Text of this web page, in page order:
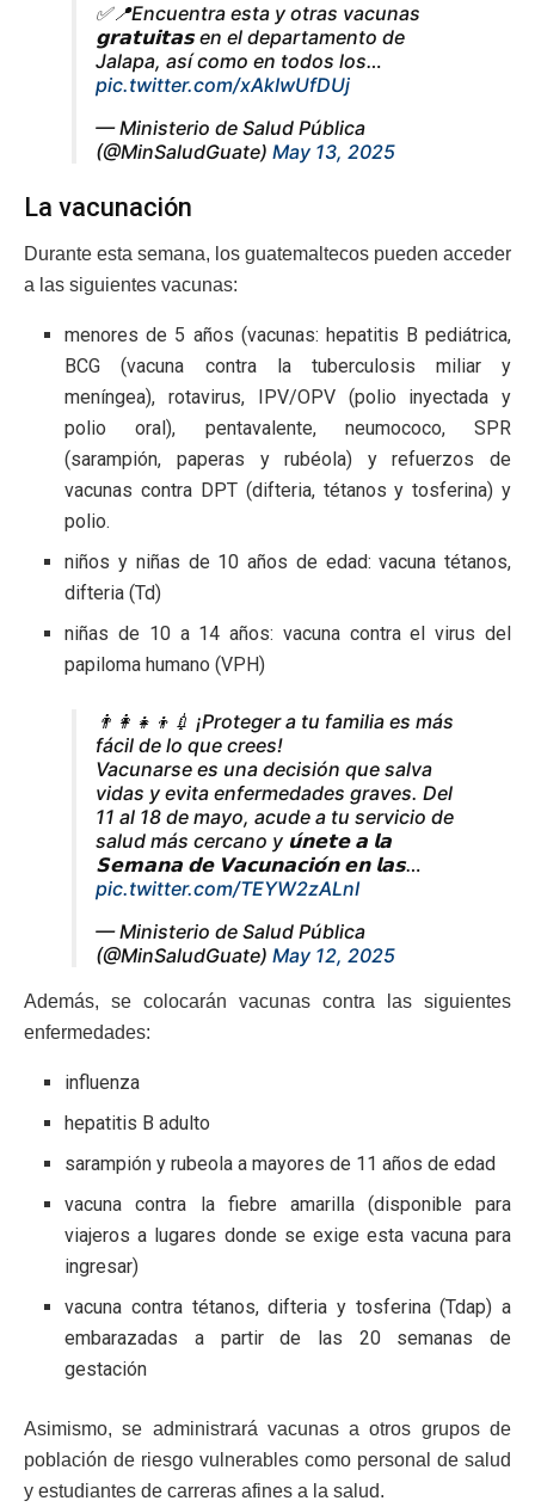
✅📍Encuentra esta y otras vacunas
𝗴𝗿𝗮𝘁𝘂𝗶𝘁𝗮𝘀 en el departamento de
Jalapa, así como en todos los…
pic.twitter.com/xAkIwUfDUj
— Ministerio de Salud Pública
(@MinSaludGuate) May 13, 2025
La vacunación
Durante esta semana, los guatemaltecos pueden acceder
a las siguientes vacunas:
menores de 5 años (vacunas: hepatitis B pediátrica,
BCG (vacuna contra la tuberculosis miliar y
meníngea), rotavirus, IPV/OPV (polio inyectada y
polio oral), pentavalente, neumococo, SPR
(sarampión, paperas y rubéola) y refuerzos de
vacunas contra DPT (difteria, tétanos y tosferina) y
polio.
niños y niñas de 10 años de edad: vacuna tétanos,
difteria (Td)
niñas de 10 a 14 años: vacuna contra el virus del
papiloma humano (VPH)
👨‍👩‍👧‍👦💉 ¡Proteger a tu familia es más
fácil de lo que crees!
Vacunarse es una decisión que salva
vidas y evita enfermedades graves. Del
11 al 18 de mayo, acude a tu servicio de
salud más cercano y 𝘂́𝗻𝗲𝘁𝗲 𝗮 𝗹𝗮
𝗦𝗲𝗺𝗮𝗻𝗮 𝗱𝗲 𝗩𝗮𝗰𝘂𝗻𝗮𝗰𝗶𝗼́𝗻 𝗲𝗻 𝗹𝗮𝘀…
pic.twitter.com/TEYW2zALnI
— Ministerio de Salud Pública
(@MinSaludGuate) May 12, 2025
Además, se colocarán vacunas contra las siguientes
enfermedades:
influenza
hepatitis B adulto
sarampión y rubeola a mayores de 11 años de edad
vacuna contra la fiebre amarilla (disponible para
viajeros a lugares donde se exige esta vacuna para
ingresar)
vacuna contra tétanos, difteria y tosferina (Tdap) a
embarazadas a partir de las 20 semanas de
gestación
Asimismo, se administrará vacunas a otros grupos de
población de riesgo vulnerables como personal de salud
y estudiantes de carreras afines a la salud.